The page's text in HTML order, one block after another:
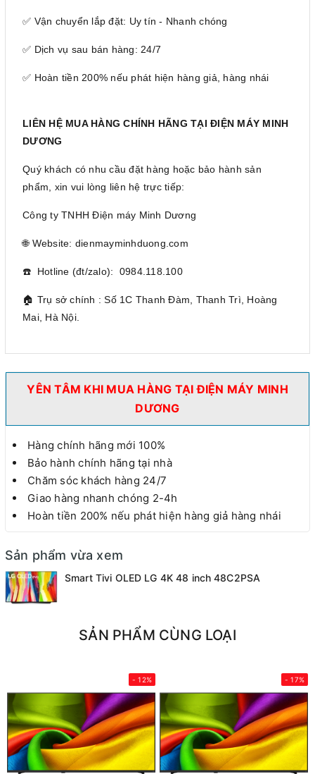
✅ Vận chuyển lắp đặt: Uy tín - Nhanh chóng
✅ Dịch vụ sau bán hàng: 24/7
✅ Hoàn tiền 200% nếu phát hiện hàng giả, hàng nhái
LIÊN HỆ MUA HÀNG CHÍNH HÃNG TẠI ĐIỆN MÁY MINH
DƯƠNG
Quý khách có nhu cầu đặt hàng hoặc bảo hành sản
phẩm, xin vui lòng liên hệ trực tiếp:
Công ty TNHH Điện máy Minh Dương
🌐 Website: dienmayminhduong.com
☎️ Hotline (đt/zalo): 0984.118.100
🏠 Trụ sở chính : Số 1C Thanh Đàm, Thanh Trì, Hoàng
Mai, Hà Nội.
YÊN TÂM KHI MUA HÀNG TẠI ĐIỆN MÁY MINH
DƯƠNG
Hàng chính hãng mới 100%
Bảo hành chính hãng tại nhà
Chăm sóc khách hàng 24/7
Giao hàng nhanh chóng 2-4h
Hoàn tiền 200% nếu phát hiện hàng giả hàng nhái
Sản phẩm vừa xem
Smart Tivi OLED LG 4K 48 inch 48C2PSA
SẢN PHẨM CÙNG LOẠI
- 12% - 17%